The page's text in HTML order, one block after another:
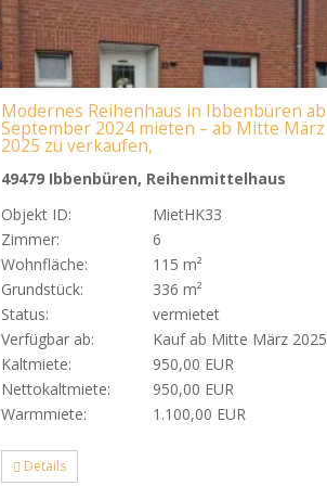
Modernes Reihenhaus in Ibbenbüren ab
September 2024 mieten – ab Mitte März
2025 zu verkaufen,
49479 Ibbenbüren, Reihenmittelhaus
Objekt ID:
MietHK33
Zimmer:
6
Wohnfläche:
115 m²
Grundstück:
336 m²
Status:
vermietet
Verfügbar ab:
Kauf ab Mitte März 2025
Kaltmiete:
950,00 EUR
Nettokaltmiete:
950,00 EUR
Warmmiete:
1.100,00 EUR
Details